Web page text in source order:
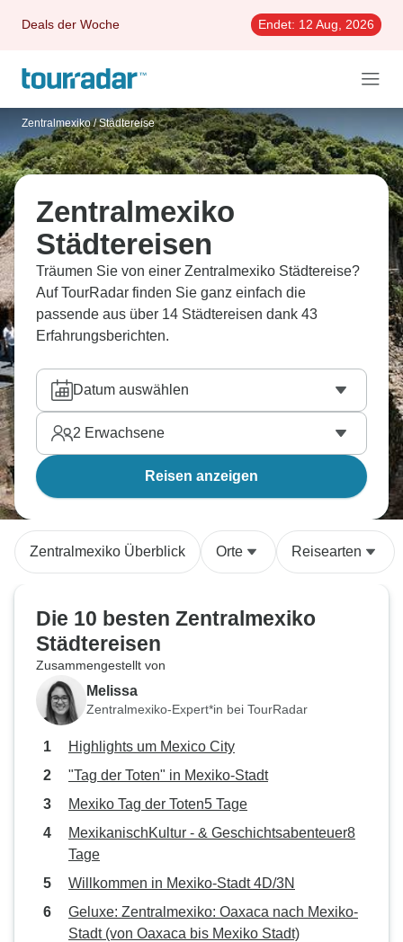
Deals der Woche Endet: 12 Aug, 2026
Zentralmexiko / Städtereise
Zentralmexiko
Städtereisen
Träumen Sie von einer Zentralmexiko Städtereise?
Auf TourRadar finden Sie ganz einfach die
passende aus über 14 Städtereisen dank 43
Erfahrungsberichten.
Datum auswählen
2 Erwachsene
Reisen anzeigen
Zentralmexiko Überblick Orte Reisearten
Die 10 besten Zentralmexiko
Städtereisen
Zusammengestellt von
Melissa
Zentralmexiko-Expert*in bei TourRadar
Highlights um Mexico City
"Tag der Toten" in Mexiko-Stadt
Mexiko Tag der Toten5 Tage
MexikanischKultur - & Geschichtsabenteuer8
Tage
Willkommen in Mexiko-Stadt 4D/3N
Geluxe: Zentralmexiko: Oaxaca nach Mexiko-
Stadt (von Oaxaca bis Mexiko Stadt)